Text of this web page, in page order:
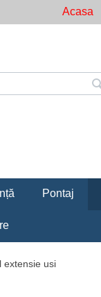
Acasa
Pontaj
extensie usi